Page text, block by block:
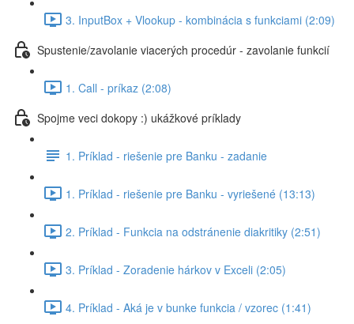
3. InputBox + Vlookup - kombinácia s funkciami (2:09)
Spustenie/zavolanie viacerých procedúr - zavolanie funkcií
1. Call - príkaz (2:08)
Spojme veci dokopy :) ukážkové príklady
1. Príklad - riešenie pre Banku - zadanie
1. Príklad - riešenie pre Banku - vyriešené (13:13)
2. Príklad - Funkcia na odstránenie diakritiky (2:51)
3. Príklad - Zoradenie hárkov v Exceli (2:05)
4. Príklad - Aká je v bunke funkcia / vzorec (1:41)